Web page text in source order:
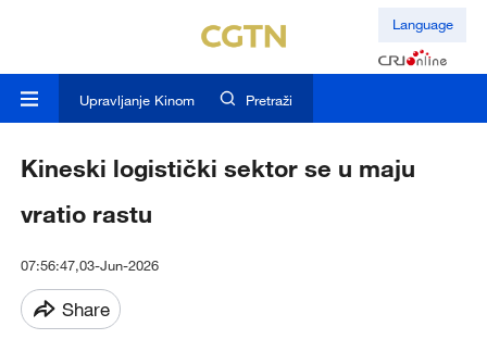
Language
Upravljanje Kinom Pretraži
Kineski logistički sektor se u maju
vratio rastu
07:56:47,03-Jun-2026
Share